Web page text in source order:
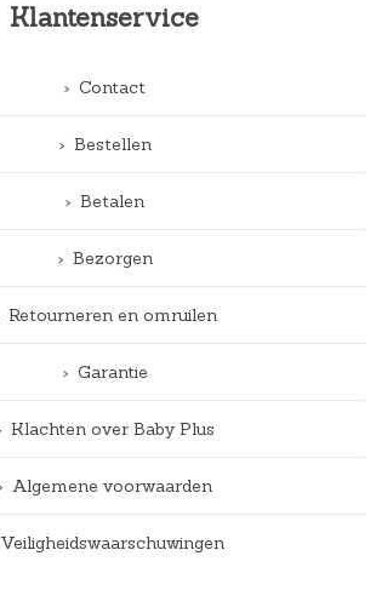
Klantenservice
Contact
Bestellen
Betalen
Bezorgen
Retourneren en omruilen
Garantie
Klachten over Baby Plus
Algemene voorwaarden
Veiligheidswaarschuwingen